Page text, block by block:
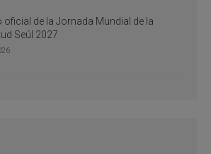
oficial de la Jornada Mundial de la
Seúl 2027